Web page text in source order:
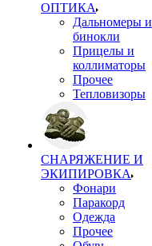
ОПТИКА
Дальномеры и
бинокли
Прицелы и
коллиматоры
Прочее
Тепловизоры
СНАРЯЖЕНИЕ И
ЭКИПИРОВКА
Фонари
Паракорд
Одежда
Прочее